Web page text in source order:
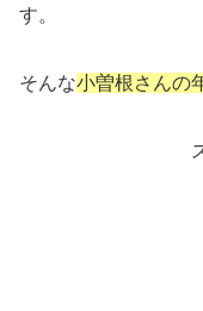
す。
そんな小曽根さんの